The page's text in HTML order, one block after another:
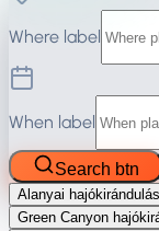
Where label
When label
Search btn
Alanyai
Green Canyon